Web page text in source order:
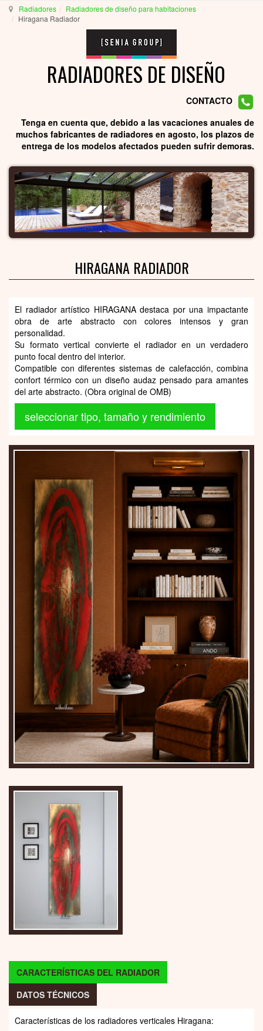
Radiadores
Radiadores de diseño para habitaciones
Hiragana Radiador
RADIADORES DE DISEÑO
CONTACTO
Tenga en cuenta que, debido a las vacaciones anuales de
muchos fabricantes de radiadores en agosto, los plazos de
entrega de los modelos afectados pueden sufrir demoras.
HIRAGANA RADIADOR
El radiador artístico HIRAGANA destaca por una impactante
obra de arte abstracto con colores intensos y gran
personalidad.
Su formato vertical convierte el radiador en un verdadero
punto focal dentro del interior.
Compatible con diferentes sistemas de calefacción, combina
confort térmico con un diseño audaz pensado para amantes
del arte abstracto. (Obra original de OMB)
seleccionar tipo, tamaño y rendimiento
CARACTERÍSTICAS DEL RADIADOR
DATOS TÉCNICOS
Características de los radiadores verticales Hiragana: